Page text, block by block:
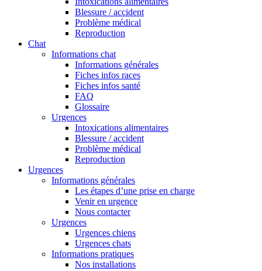
Blessure / accident
Problème médical
Reproduction
Chat
Informations chat
Informations générales
Fiches infos races
Fiches infos santé
FAQ
Glossaire
Urgences
Intoxications alimentaires
Blessure / accident
Problème médical
Reproduction
Urgences
Informations générales
Les étapes d’une prise en charge
Venir en urgence
Nous contacter
Urgences
Urgences chiens
Urgences chats
Informations pratiques
Nos installations